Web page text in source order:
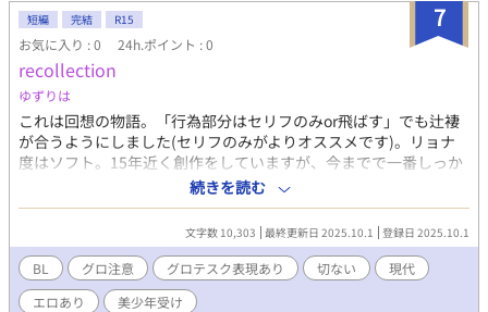
7
短編 完結 R15
お気に入り : 0 24h.ポイント : 0
recollection
ゆずりは
これは回想の物語。「行為部分はセリフのみor飛ばす」でも辻褄
が合うようにしました(セリフのみがよりオススメです)。リョナ
度はソフト。15年近く創作をしていますが、今までで一番しっか
り書いた気がします。その分思い入れがあるので、楽しんでいた
だけたら嬉しいです。BUMP ●F CHICKENさんの月虹と相性が良
続きを読む
文字数 10,303 最終更新日 2025.10.1 登録日 2025.10.1
BL グロ注意 グロテスク表現あり 切ない
現代
エロあり
美少年受け